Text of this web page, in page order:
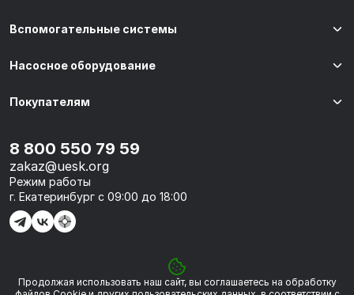
© 2026 «УЭСК-ТЕХНОЛОГИИ»
Вспомогательные системы
Насосное оборудование
Покупателям
8 800 550 79 59
zakaz@uesk.org
Режим работы
г. Екатеринбург с 09:00 до 18:00
Продолжая использовать наш сайт, вы соглашаетесь на обработку